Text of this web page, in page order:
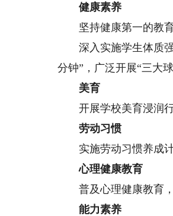
健康素养
坚持健康第一的教育
深入实施学生体质强
分钟”，广泛开展“三大
美育
开展学校美育浸润行
劳动习惯
实施劳动习惯养成计
心理健康教育
普及心理健康教育，
能力素养